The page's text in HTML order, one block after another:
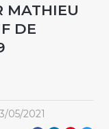
MATHIEU
DE
05/2021